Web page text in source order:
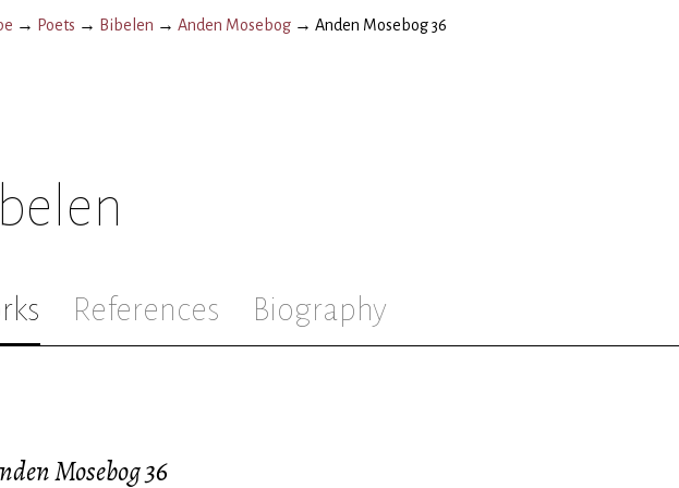
→ Poets → Bibelen → Anden Mosebog → Anden Mosebog 36
References Biography
Mosebog 36